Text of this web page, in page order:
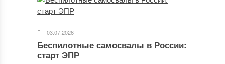
03.07.2026
Беспилотные самосвалы в России:
старт ЭПР